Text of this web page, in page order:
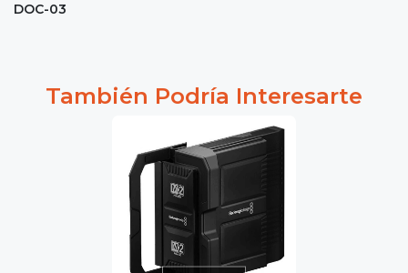
DOC-03
También Podría Interesarte